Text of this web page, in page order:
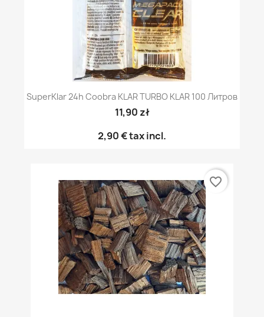
SuperKlar 24h Coobra KLAR TURBO KLAR 100 Литров
11,90 zł
2,90 €tax incl.
favorite_border